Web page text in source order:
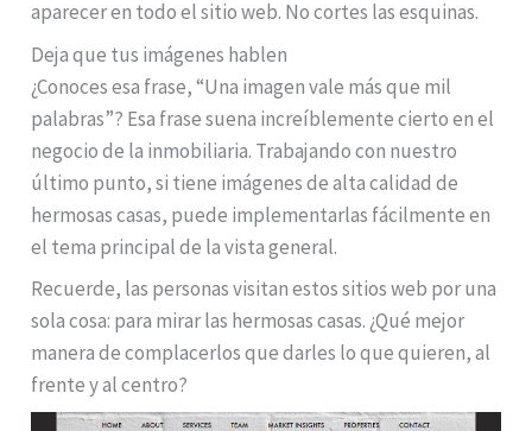
aparecer en todo el sitio web. No cortes las esquinas.
Deja que tus imágenes hablen
¿Conoces esa frase, “Una imagen vale más que mil
palabras”? Esa frase suena increíblemente cierto en el
negocio de la inmobiliaria. Trabajando con nuestro
último punto, si tiene imágenes de alta calidad de
hermosas casas, puede implementarlas fácilmente en
el tema principal de la vista general.
Recuerde, las personas visitan estos sitios web por una
sola cosa: para mirar las hermosas casas. ¿Qué mejor
manera de complacerlos que darles lo que quieren, al
frente y al centro?